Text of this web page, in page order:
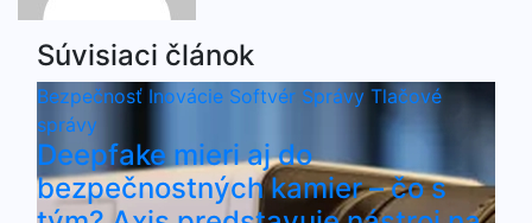
Súvisiaci článok
Bezpečnosť Inovácie Softvér Správy Tlačové
správy
Deepfake mieri aj do
bezpečnostných kamier – čo s